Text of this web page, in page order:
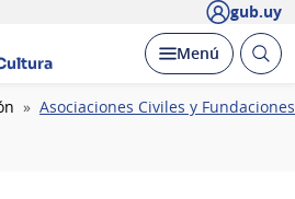
gub.uy
Desplegar
Menú Abrir
Asociaciones Civiles y Fundaciones